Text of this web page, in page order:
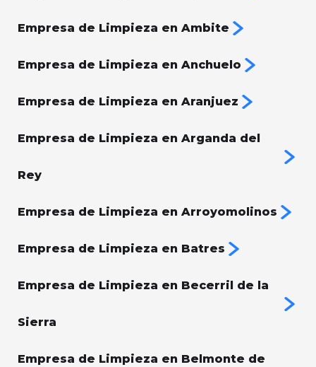
Empresa de Limpieza en Ambite
Empresa de Limpieza en Anchuelo
Empresa de Limpieza en Aranjuez
Empresa de Limpieza en Arganda del
Rey
Empresa de Limpieza en Arroyomolinos
Empresa de Limpieza en Batres
Empresa de Limpieza en Becerril de la
Sierra
Empresa de Limpieza en Belmonte de